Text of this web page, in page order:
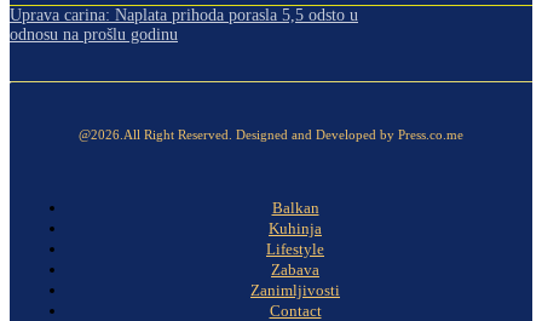
Uprava carina: Naplata prihoda porasla 5,5 odsto u
odnosu na prošlu godinu
@2026.All Right Reserved. Designed and Developed by Press.co.me
Balkan
Kuhinja
Lifestyle
Zabava
Zanimljivosti
Contact